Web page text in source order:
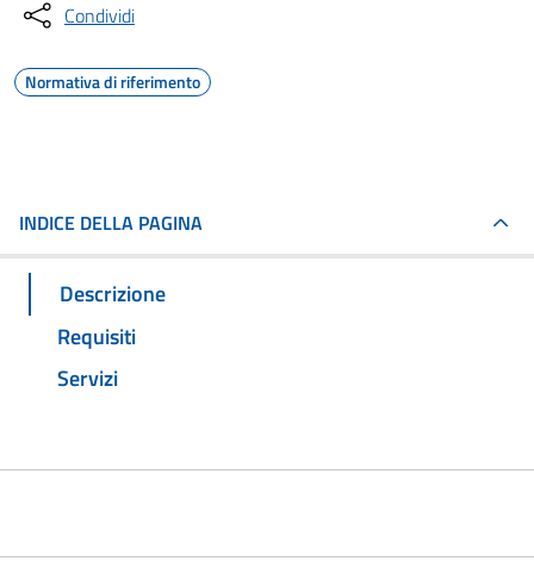
Condividi
Normativa di riferimento
INDICE DELLA PAGINA
Descrizione
Requisiti
Servizi